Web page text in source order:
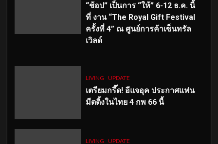
“ช้อป” เป็นการ “ให้” 6-12 ธ.ค. นี้
ที่ งาน “The Royal Gift Festival
ครั้งที่ 4” ณ ศูนย์การค้าเซ็นทรัล
เวิลด์
LIVING UPDATE
เตรียมกรี๊ด! อีแจอุค ประกาศแฟน
มีตติ้งในไทย 4 กพ 66 นี้
LIVING UPDATE